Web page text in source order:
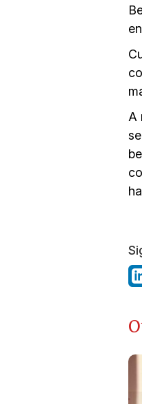
A